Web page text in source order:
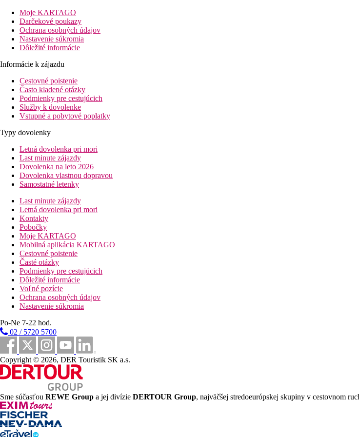
Šport a zábava
Súcastou hotela je vonkajší bazén s terasou na slnenie, na ktoré sú pre vás k dispozícii lehátka a slnecníky. Pri
Stravovanie
Pobyt je možný bez stravy alebo s ranajkami
Vzdialenosti
5 km
Vzdialenosť od najbližšieho letiska
Hotel priamo pri pláži
Plážová dovolenka
bazény
Bar pri bazéne
Fotogaléria
Moje KARTAGO
Darčekové poukazy
Ochrana osobných údajov
Nastavenie súkromia
Dôležité informácie
Informácie k zájazdu
Cestovné poistenie
Často kladené otázky
Podmienky pre cestujúcich
Služby k dovolenke
Vstupné a pobytové poplatky
Typy dovolenky
Letná dovolenka pri mori
Last minute zájazdy
Dovolenka na leto 2026
Dovolenka vlastnou dopravou
Samostatné letenky
Last minute zájazdy
Letná dovolenka pri mori
Kontakty
Pobočky
Moje KARTAGO
Mobilná aplikácia KARTAGO
Cestovné poistenie
Časté otázky
Podmienky pre cestujúcich
Dôležité informácie
Voľné pozície
Ochrana osobných údajov
Nastavenie súkromia
Po-Ne 7-22 hod.
02 / 5720 5700
Copyright © 2026, DER Touristik SK a.s.
Sme súčasťou REWE Group a jej divízie DERTOUR Group, najväčšej stredoeurópskej skupiny v cestovnom